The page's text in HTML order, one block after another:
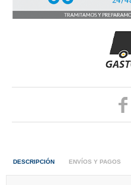
DESCRIPCIÓN ENVÍOS Y PAGOS